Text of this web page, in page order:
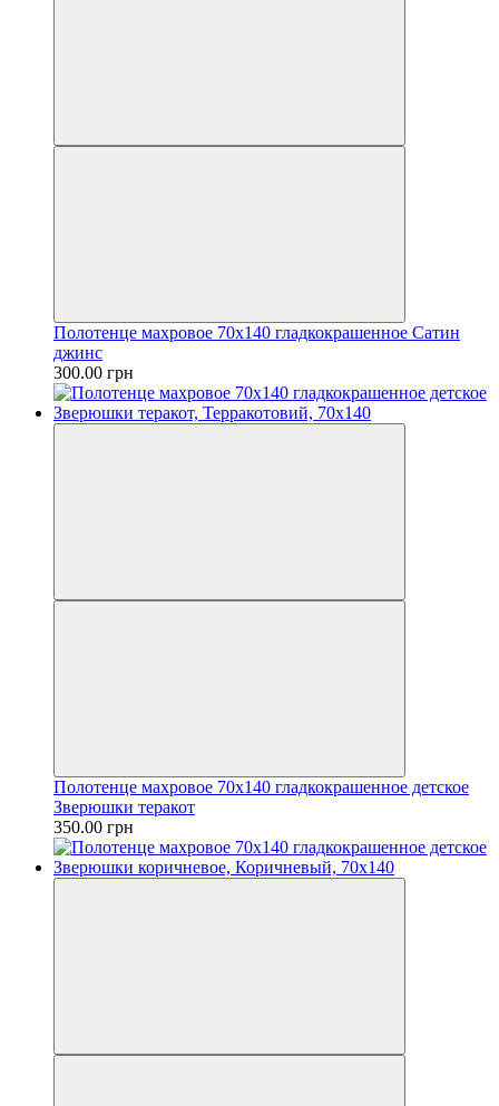
Полотенце махровое 70х140 гладкокрашенное Сатин
джинс
300.00 грн
Полотенце махровое 70х140 гладкокрашенное детское
Зверюшки теракот
350.00 грн